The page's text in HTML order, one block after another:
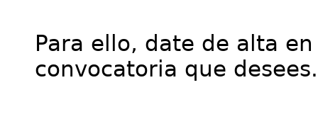
Para ello, date de alta
convocatoria que desees.